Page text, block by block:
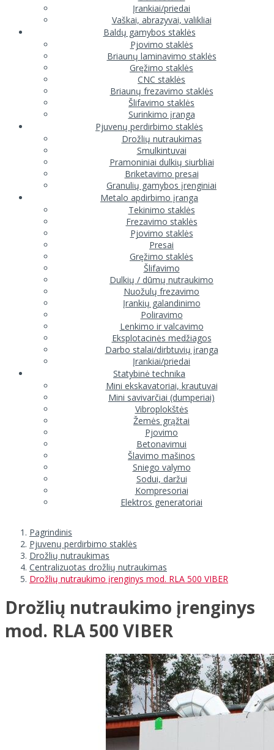
Įrankiai/priedai
Vaškai, abrazyvai, valikliai
Baldų gamybos staklės
Pjovimo staklės
Briaunų laminavimo staklės
Gręžimo staklės
CNC staklės
Briaunų frezavimo staklės
Šlifavimo staklės
Surinkimo įranga
Pjuvenų perdirbimo staklės
Drožlių nutraukimas
Smulkintuvai
Pramoniniai dulkių siurbliai
Briketavimo presai
Granulių gamybos įrenginiai
Metalo apdirbimo įranga
Tekinimo staklės
Frezavimo staklės
Pjovimo staklės
Presai
Gręžimo staklės
Šlifavimo
Dulkių / dūmų nutraukimo
Nuožulų frezavimo
Įrankių galandinimo
Poliravimo
Lenkimo ir valcavimo
Eksplotacinės medžiagos
Darbo stalai/dirbtuvių įranga
Įrankiai/priedai
Statybinė technika
Mini ekskavatoriai, krautuvai
Mini savivarčiai (dumperiai)
Vibroplokštės
Žemės grąžtai
Pjovimo
Betonavimui
Šlavimo mašinos
Sniego valymo
Sodui, daržui
Kompresoriai
Elektros generatoriai
Pagrindinis
Pjuvenų perdirbimo staklės
Drožlių nutraukimas
Centralizuotas drožlių nutraukimas
Drožlių nutraukimo įrenginys mod. RLA 500 VIBER
Drožlių nutraukimo įrenginys
mod. RLA 500 VIBER